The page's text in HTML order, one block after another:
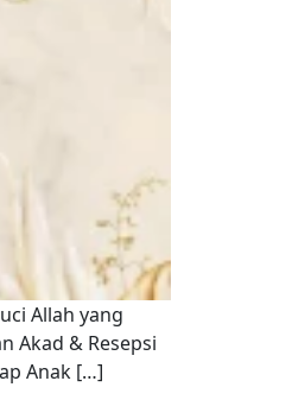
Allah yang
Akad & Resepsi
Anak […]